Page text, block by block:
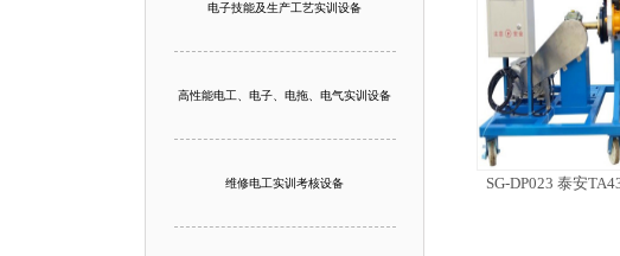
电子技能及生产工艺实训设备
高性能电工、电子、电拖、电气实训设备
维修电工实训考核设备 SG-DP023 泰安